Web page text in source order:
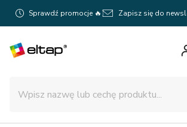
Sprawdź promocje 🔥 Zapisz się do